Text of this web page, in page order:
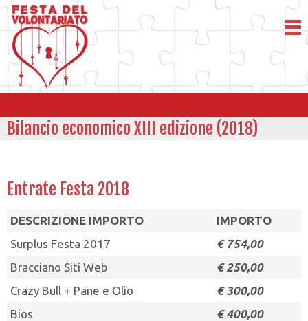
Bilancio economico XIII edizione (2018)
Entrate Festa 2018
DESCRIZIONE IMPORTO
IMPORTO
Surplus Festa 2017
€ 754,00
Bracciano Siti Web
€ 250,00
Crazy Bull + Pane e Olio
€ 300,00
Bios
€ 400,00